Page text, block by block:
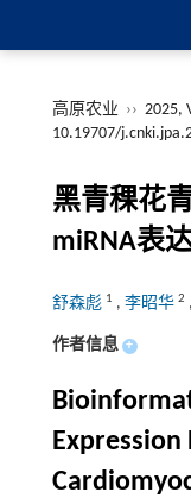
高原农业 ›› 2025,
10.19707/
黑青稞花
miRNA表
舒森彪 1 , 李昭华 2 ,
作者信息 +
Expression